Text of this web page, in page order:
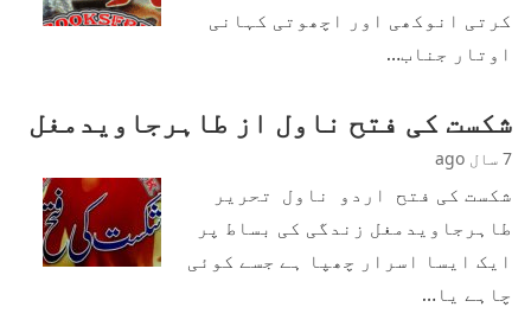
کرتی انوکھی اور اچھوتی کہانی
اوتار جناب…
شکست کی فتح ناول از طاہرجاویدمغل
7 سال ago
شکست کی فتح اردو ناول تحریر
طاہرجاویدمغل زندگی کی بساط پر
ایک ایسا اسرار چھپا ہے جسے کوئی
چاہے یا…